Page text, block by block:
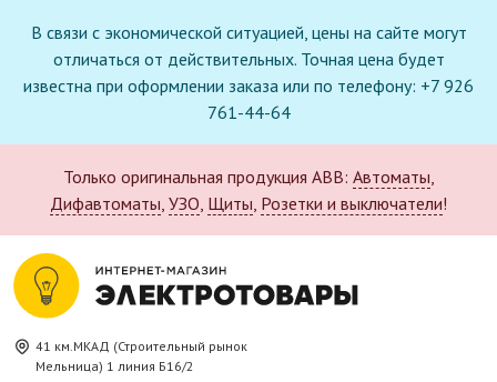
В связи с экономической ситуацией, цены на сайте могут
отличаться от действительных. Точная цена будет
известна при оформлении заказа или по телефону: +7 926
761-44-64
Только оригинальная продукция ABB: Автоматы,
Дифавтоматы, УЗО, Щиты, Розетки и выключатели!
41 км.МКАД (Строительный рынок
Мельница) 1 линия Б16/2